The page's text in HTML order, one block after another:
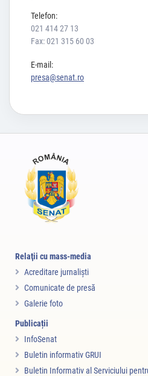
Telefon:
021 414 27 13
Fax: 021 315 60 03
E-mail:
presa@senat.ro
Relaţii cu mass-media
Acreditare jurnalişti
Comunicate de presă
Galerie foto
Publicații
InfoSenat
Buletin informativ GRUI
Buletin Informativ al Serviciului